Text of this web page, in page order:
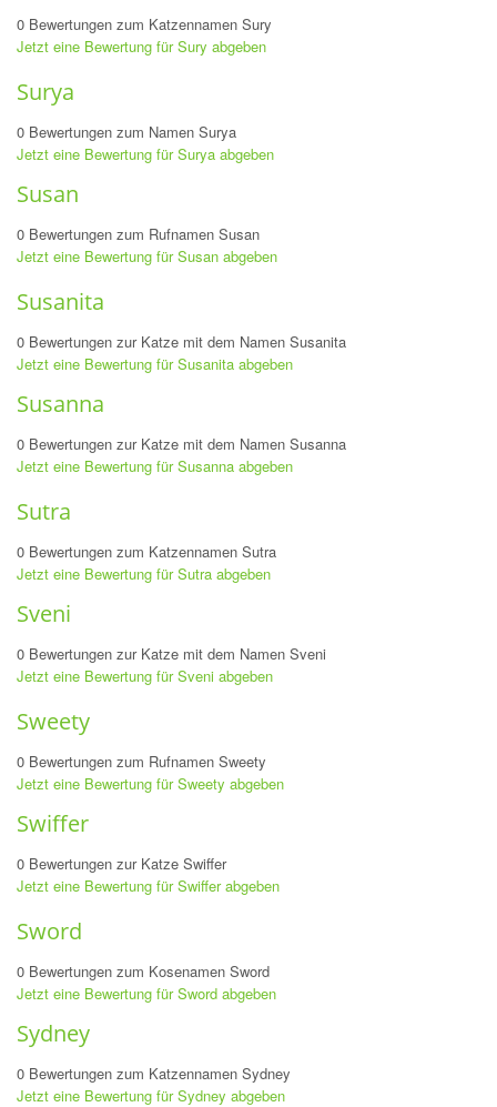
0 Bewertungen zum Katzennamen Sury
Jetzt eine Bewertung für Sury abgeben
Surya
0 Bewertungen zum Namen Surya
Jetzt eine Bewertung für Surya abgeben
Susan
0 Bewertungen zum Rufnamen Susan
Jetzt eine Bewertung für Susan abgeben
Susanita
0 Bewertungen zur Katze mit dem Namen Susanita
Jetzt eine Bewertung für Susanita abgeben
Susanna
0 Bewertungen zur Katze mit dem Namen Susanna
Jetzt eine Bewertung für Susanna abgeben
Sutra
0 Bewertungen zum Katzennamen Sutra
Jetzt eine Bewertung für Sutra abgeben
Sveni
0 Bewertungen zur Katze mit dem Namen Sveni
Jetzt eine Bewertung für Sveni abgeben
Sweety
0 Bewertungen zum Rufnamen Sweety
Jetzt eine Bewertung für Sweety abgeben
Swiffer
0 Bewertungen zur Katze Swiffer
Jetzt eine Bewertung für Swiffer abgeben
Sword
0 Bewertungen zum Kosenamen Sword
Jetzt eine Bewertung für Sword abgeben
Sydney
0 Bewertungen zum Katzennamen Sydney
Jetzt eine Bewertung für Sydney abgeben